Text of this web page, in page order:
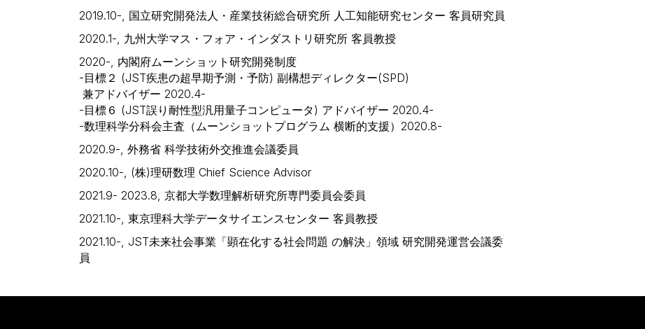
2019.10-, 国立研究開発法人・産業技術総合研究所 人工知能研究センター 客員研究員
2020.1-, 九州大学マス・フォア・インダストリ研究所 客員教授
2020-, 内閣府ムーンショット研究開発制度
-目標２ (JST疾患の超早期予測・予防) 副構想ディレクター(SPD)
兼アドバイザー 2020.4-
-目標６ (JST誤り耐性型汎用量子コンピュータ) アドバイザー 2020.4-
-数理科学分科会主査（ムーンショットプログラム 横断的支援）2020.8-
2020.9-, 外務省 科学技術外交推進会議委員
2020.10-, (株)理研数理 Chief Science Advisor
2021.9- 2023.8, 京都大学数理解析研究所専門委員会委員
2021.10-, 東京理科大学データサイエンスセンター 客員教授
2021.10-, JST未来社会事業「顕在化する社会問題 の解決」領域 研究開発運営会議委
員